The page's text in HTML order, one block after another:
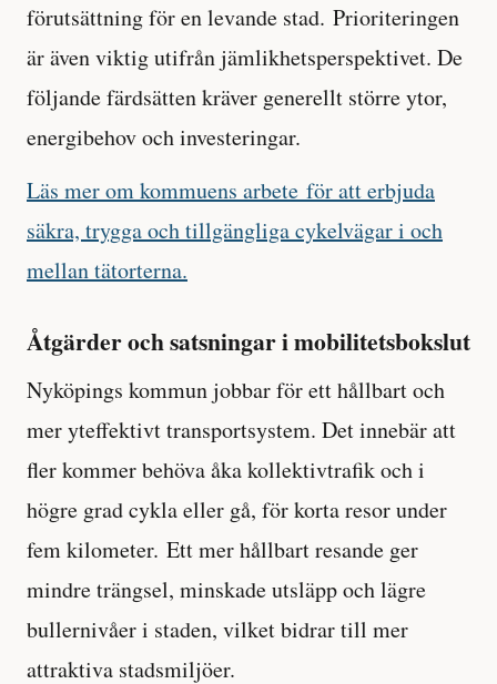
förutsättning för en levande stad. Prioriteringen
är även viktig utifrån jämlikhetsperspektivet. De
följande färdsätten kräver generellt större ytor,
energibehov och investeringar.
Läs mer om kommuens arbete för att erbjuda
säkra, trygga och tillgängliga cykelvägar i och
mellan tätorterna.
Åtgärder och satsningar i mobilitetsbokslut
Nyköpings kommun jobbar för ett hållbart och
mer yteffektivt transportsystem. Det innebär att
fler kommer behöva åka kollektivtrafik och i
högre grad cykla eller gå, för korta resor under
fem kilometer. Ett mer hållbart resande ger
mindre trängsel, minskade utsläpp och lägre
bullernivåer i staden, vilket bidrar till mer
attraktiva stadsmiljöer.